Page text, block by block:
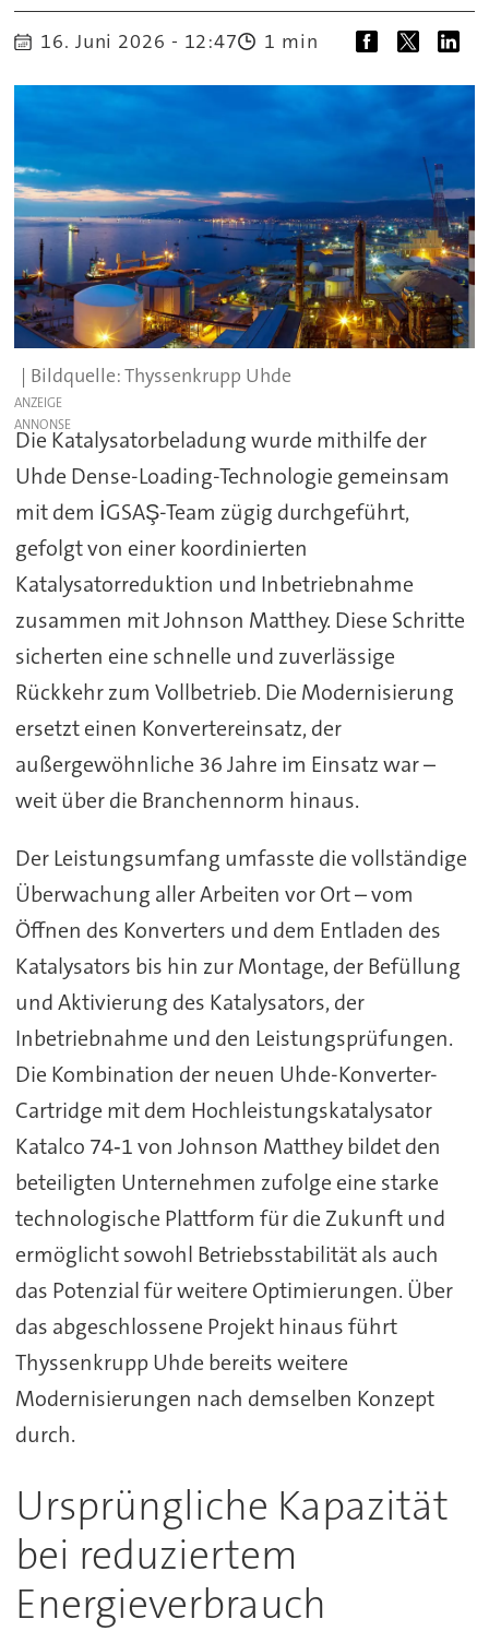
16. Juni 2026 - 12:47 1 min
Thyssenkrupp Uhde
ANZEIGE
Die Katalysatorbeladung wurde mithilfe der
Uhde Dense-Loading-Technologie gemeinsam
mit dem İGSAŞ-Team zügig durchgeführt,
gefolgt von einer koordinierten
Katalysatorreduktion und Inbetriebnahme
zusammen mit Johnson Matthey. Diese Schritte
sicherten eine schnelle und zuverlässige
Rückkehr zum Vollbetrieb. Die Modernisierung
ersetzt einen Konvertereinsatz, der
außergewöhnliche 36 Jahre im Einsatz war –
weit über die Branchennorm hinaus.
Der Leistungsumfang umfasste die vollständige
Überwachung aller Arbeiten vor Ort – vom
Öffnen des Konverters und dem Entladen des
Katalysators bis hin zur Montage, der Befüllung
und Aktivierung des Katalysators, der
Inbetriebnahme und den Leistungsprüfungen.
Die Kombination der neuen Uhde-Konverter-
Cartridge mit dem Hochleistungskatalysator
Katalco 74‑1 von Johnson Matthey bildet den
beteiligten Unternehmen zufolge eine starke
technologische Plattform für die Zukunft und
ermöglicht sowohl Betriebsstabilität als auch
das Potenzial für weitere Optimierungen. Über
das abgeschlossene Projekt hinaus führt
Thyssenkrupp Uhde bereits weitere
Modernisierungen nach demselben Konzept
durch.
Ursprüngliche Kapazität
bei reduziertem
Energieverbrauch